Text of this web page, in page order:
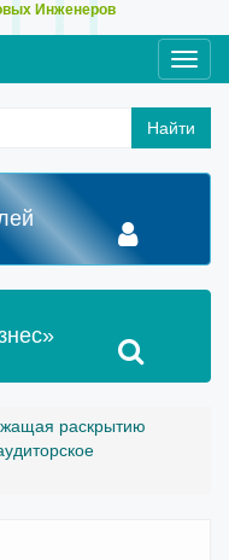
Инженеров
Найти
раскрытию